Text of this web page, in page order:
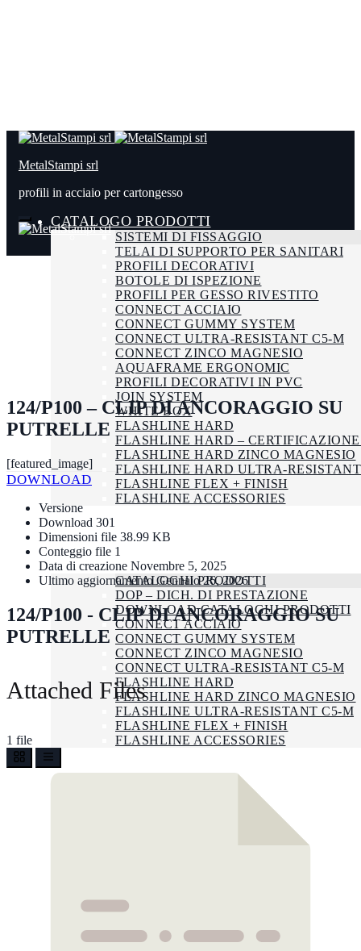
MetalStampi srl
profili in acciaio per cartongesso
CATALOGO PRODOTTI
SISTEMI DI FISSAGGIO
TELAI DI SUPPORTO PER SANITARI
PROFILI DECORATIVI
BOTOLE DI ISPEZIONE
PROFILI PER GESSO RIVESTITO
CONNECT ACCIAIO
CONNECT GUMMY SYSTEM
CONNECT ULTRA-RESISTANT C5-M
CONNECT ZINCO MAGNESIO
AQUAFRAME ERGONOMIC
PROFILI DECORATIVI IN PVC
JOIN SYSTEM
WHITE BOX
FLASHLINE HARD
FLASHLINE HARD –
FLASHLINE HARD ZINCO MAGNESIO
FLASHLINE HARD ULTRA-
FLASHLINE FLEX + FINISH
FLASHLINE ACCESSORIES
AZIENDA
SMALTIMENTO
CERTIFICAZIONI
DOWNLOAD
CATALOGHI PRODOTTI
DOP – DICH. DI PRESTAZIONE
DOWNLOAD CATALOGHI PRODOTTI
CONNECT ACCIAIO
CONNECT GUMMY SYSTEM
CONNECT ZINCO MAGNESIO
CONNECT ULTRA-RESISTANT C5-M
FLASHLINE HARD
FLASHLINE HARD ZINCO MAGNESIO
FLASHLINE ULTRA-RESISTANT C5-M
FLASHLINE FLEX + FINISH
FLASHLINE ACCESSORIES
NEWS
LAVORA CON NOI
124/P100 – CLIP DI ANCORAGGIO SU
PUTRELLE
[featured_image]
DOWNLOAD
Versione
Download 301
Dimensioni file 38.99 KB
Conteggio file 1
Data di creazione Novembre 5, 2025
Ultimo aggiornamentoGennaio 26, 2026
124/P100 - CLIP DI ANCORAGGIO SU
PUTRELLE
Attached Files
1 file